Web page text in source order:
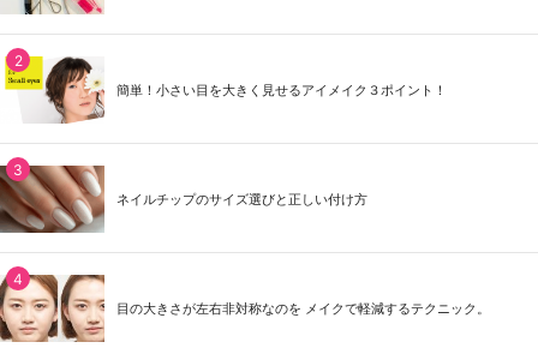
簡単！小さい目を大きく見せるアイメイク３ポイント！
ネイルチップのサイズ選びと正しい付け方
目の大きさが左右非対称なのを メイクで軽減するテクニック。